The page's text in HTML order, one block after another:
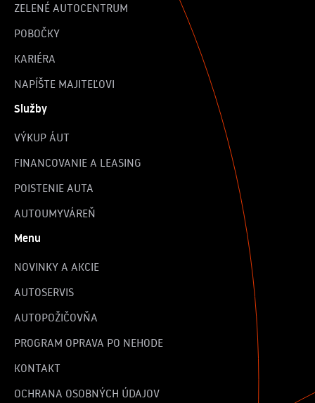
ZELENÉ AUTOCENTRUM
POBOČKY
KARIÉRA
NAPÍŠTE MAJITEĽOVI
Služby
VÝKUP ÁUT
FINANCOVANIE A LEASING
POISTENIE AUTA
AUTOUMYVÁREŇ
Menu
NOVINKY A AKCIE
AUTOSERVIS
AUTOPOŽIČOVŇA
PROGRAM OPRAVA PO NEHODE
KONTAKT
OCHRANA OSOBNÝCH ÚDAJOV